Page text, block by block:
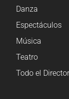
Danza
Espectáculos
Música
Teatro
Todo el